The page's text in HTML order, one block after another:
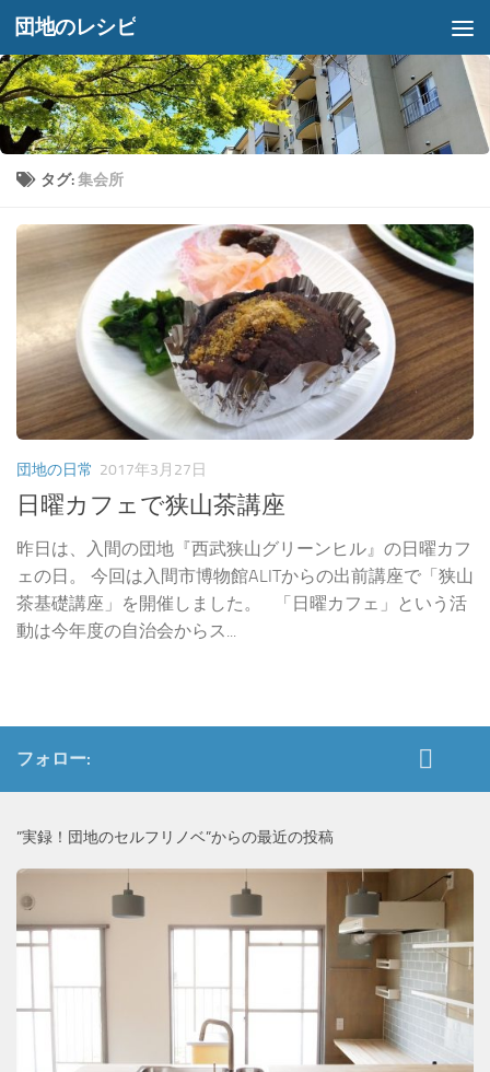
コンテンツへスキップ
団地のレシピ
タグ:集会所
団地の日常 2017年3月27日
日曜カフェで狭山茶講座
昨日は、入間の団地『西武狭山グリーンヒル』の日曜カフ
ェの日。 今回は入間市博物館ALITからの出前講座で「狭山
茶基礎講座」を開催しました。 「日曜カフェ」という活
動は今年度の自治会からス...
フォロー:
”実録！団地のセルフリノベ”からの最近の投稿